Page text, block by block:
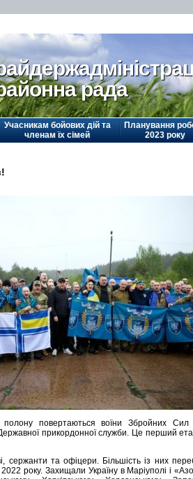
рада
Учасникам бойових дій та
членам їх сімей
Планування
2023 року
полону повертаються воїни Збройних Сил
Державної прикордонної служби. Це перший
сержанти та офіцери. Більшість із них
року. Захищали Україну в Маріуполі і